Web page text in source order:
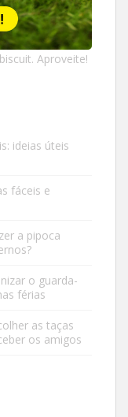
Aproveite!
ideias úteis
fáceis e
a pipoca
o guarda-
férias
as taças
os amigos